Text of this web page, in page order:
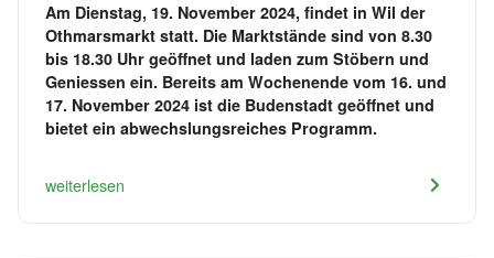
Am Dienstag, 19. November 2024, findet in Wil der
Othmarsmarkt statt. Die Marktstände sind von 8.30
bis 18.30 Uhr geöffnet und laden zum Stöbern und
Geniessen ein. Bereits am Wochenende vom 16. und
17. November 2024 ist die Budenstadt geöffnet und
bietet ein abwechslungsreiches Programm.
weiterlesen